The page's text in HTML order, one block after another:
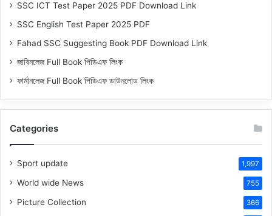
SSC ICT Test Paper 2025 PDF Download Link
SSC English Test Paper 2025 PDF
Fahad SSC Suggesting Book PDF Download Link
জাবিনলেজ Full Book পিডিএফ লিংক
ফার্মানলেজ Full Book পিডিএফ ডাউনলোড লিংক
Categories
Sport update 1,997
World wide News 755
Picture Collection 366